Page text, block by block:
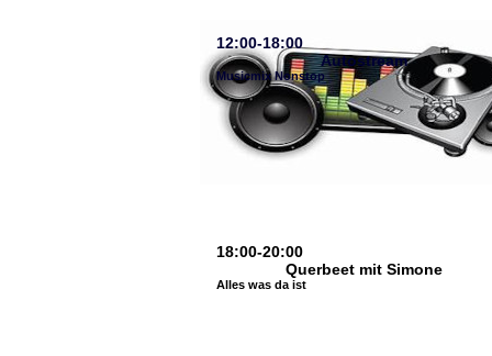
12:00-18:00
Autostream
Musicmix Nonstop
18:00-20:00
Querbeet mit Simone
Alles was da ist